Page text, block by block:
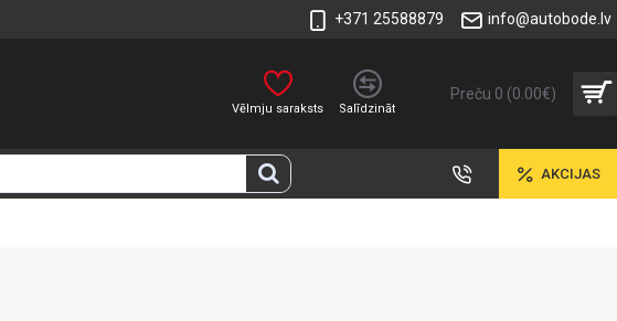
+371 25588879 info@autobode.lv
Vēlmju saraksts Salīdzināt
Preču 0 (0.00€)
AKCIJAS